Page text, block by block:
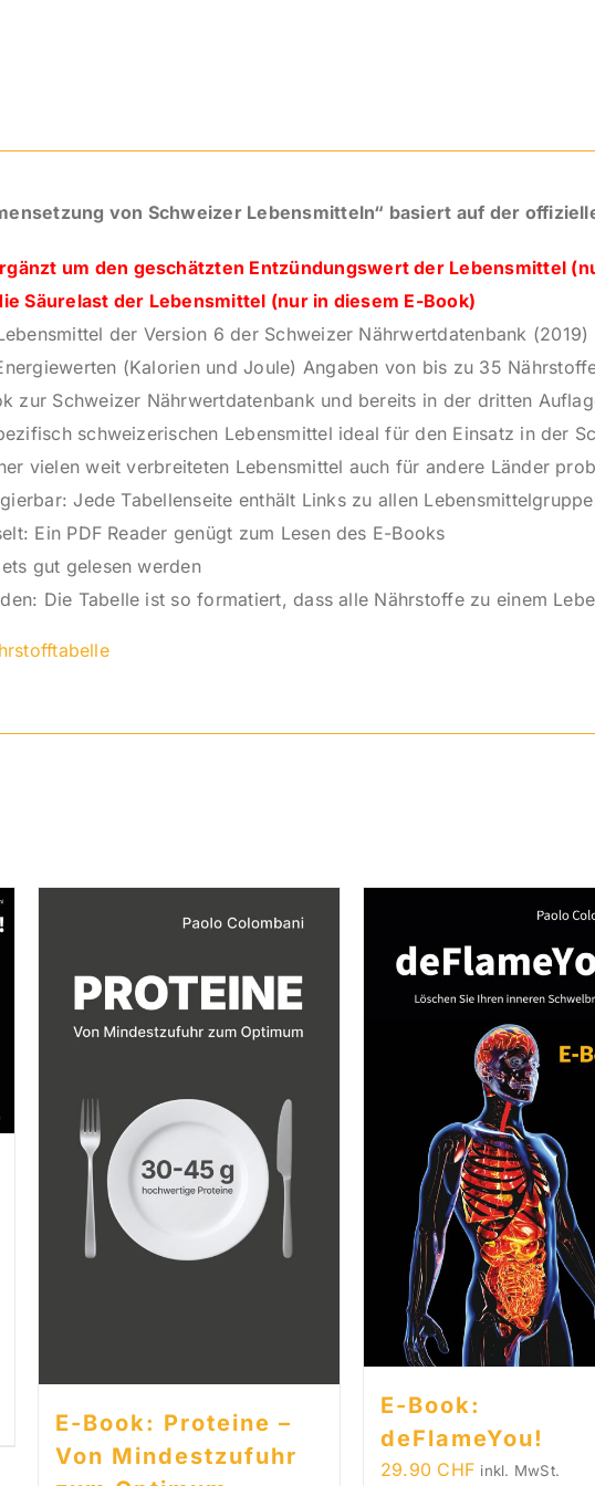
von Schweizer Lebensmitteln“ basiert auf der
um den geschätzten Entzündungswert der Lebensmittel
Säurelast der Lebensmittel (nur in diesem E-Book)
der Version 6 der Schweizer Nährwertdatenbank (2019)
(Kalorien und Joule) Angaben von bis zu 35
zur Schweizer Nährwertdatenbank und bereits in der dritten
schweizerischen Lebensmittel ideal für den Einsatz in der
vielen weit verbreiteten Lebensmittel auch für andere Länder
Jede Tabellenseite enthält Links zu allen
Ein PDF Reader genügt zum Lesen des E-Books
gut gelesen werden
Die Tabelle ist so formatiert, dass alle Nährstoffe zu einem
E-Book: Proteine –
Von Mindestzufuhr
E-Book:
deFlameYou!
29.90 CHF inkl. MwSt.